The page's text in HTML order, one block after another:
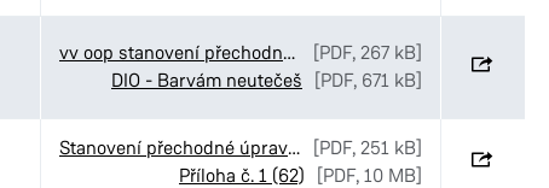
vv oop stanovení přechodné úpravy Together First Barvám neutečeš
[PDF, 267 kB]
DIO - Barvám neutečeš
[PDF, 671 kB]
Stanovení přechodné úpravy provozu na území MO I - lokální opravy vozovky
[PDF, 251 kB]
Příloha č. 1 (62)
[PDF, 10 MB]